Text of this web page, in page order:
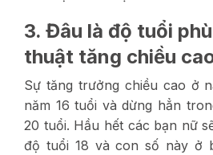
3. Đâu là độ tuổi
thuật tăng chiều
Sự tăng trưởng chiều cao ở
năm 16 tuổi và dừng hẳn
20 tuổi. Hầu hết các bạn nữ
độ tuổi 18 và con số này ở